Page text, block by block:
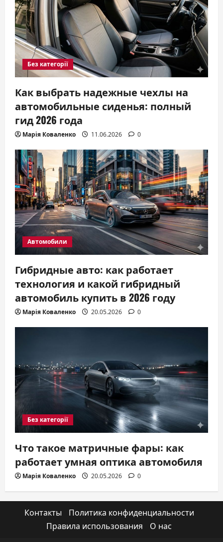
Без категорії
Как выбрать надежные чехлы на
автомобильные сиденья: полный
гид 2026 года
Марія Коваленко 11.06.2026 0
Автомобили
Гибридные авто: как работает
технология и какой гибридный
автомобиль купить в 2026 году
Марія Коваленко 20.05.2026 0
Без категорії
Что такое матричные фары: как
работает умная оптика автомобиля
Марія Коваленко 20.05.2026 0
Контакты
Политика конфиденциальности
Правила использования
О нас